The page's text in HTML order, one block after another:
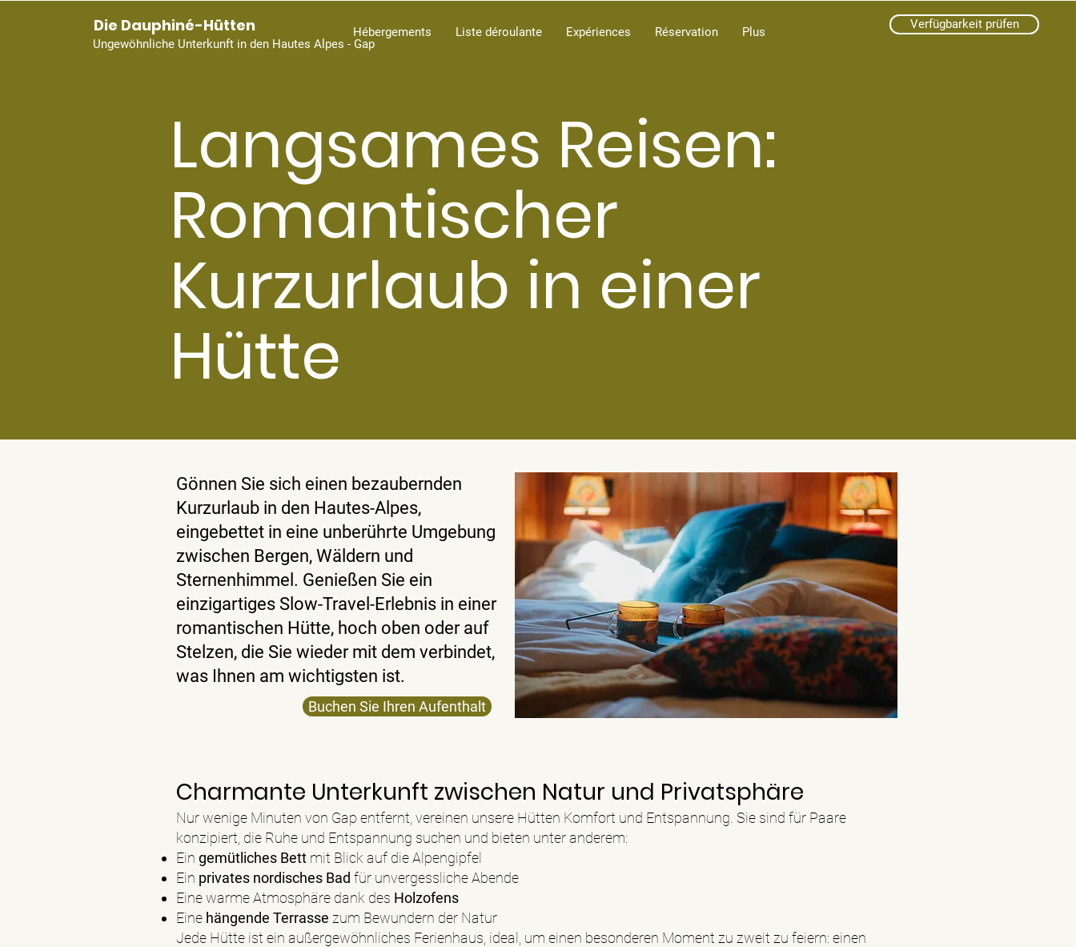
Die Dauphiné-Hütten
Ungewöhnliche Unterkunft in den Hautes Alpes - Gap
Hébergements Liste déroulante Expériences Réservation Plus
Verfügbarkeit prüfen
Langsames Reisen:
Romantischer
Kurzurlaub in einer
Hütte
Gönnen Sie sich einen bezaubernden
Kurzurlaub in den Hautes-Alpes,
eingebettet in eine unberührte Umgebung
zwischen Bergen, Wäldern und
Sternenhimmel. Genießen Sie ein
einzigartiges Slow-Travel-Erlebnis in einer
romantischen Hütte, hoch oben oder auf
Stelzen, die Sie wieder mit dem verbindet,
was Ihnen am wichtigsten ist.
Buchen Sie Ihren Aufenthalt
Charmante Unterkunft zwischen Natur und Privatsphäre
Nur wenige Minuten von Gap entfernt, vereinen unsere Hütten Komfort und Entspannung. Sie sind für Paare
konzipiert, die Ruhe und Entspannung suchen und bieten unter anderem:
Ein gemütliches Bett mit Blick auf die Alpengipfel
Ein privates nordisches Bad für unvergessliche Abende
Eine warme Atmosphäre dank des Holzofens
Eine hängende Terrasse zum Bewundern der Natur
Jede Hütte ist ein außergewöhnliches Ferienhaus, ideal, um einen besonderen Moment zu zweit zu feiern: einen